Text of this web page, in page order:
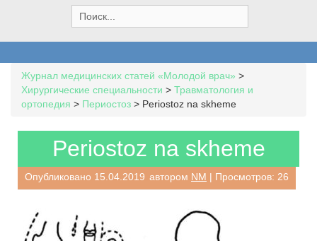
e
a
h
f
o
Журнал медицинских статей «Молодой врач» >
Хирургические специальности > Травматология и
ортопедия > Периостоз > Periostoz na skheme
Periostoz na skheme
Опубликовано 15.04.2019 автором NM | Просмотров: 26